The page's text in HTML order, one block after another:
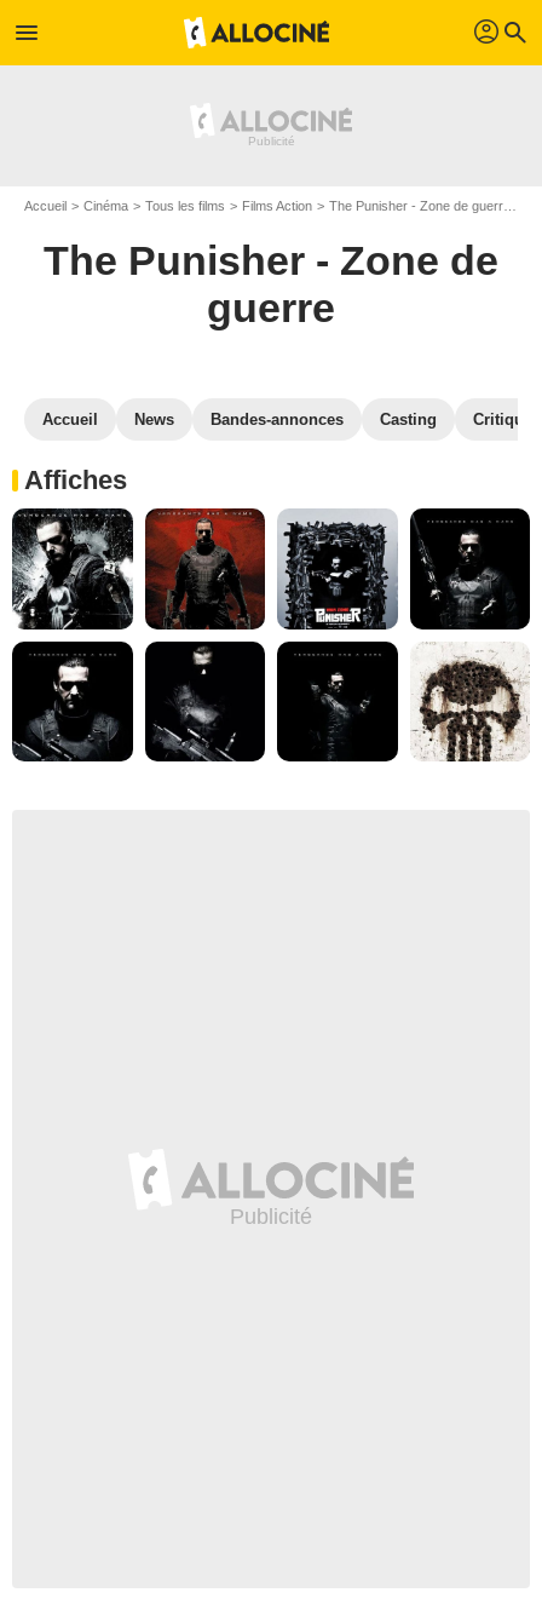
menu profil search
Accueil Cinéma Tous les films Films Action The Punisher - Zone de guerre
The Punisher - Zone de
guerre
Accueil News Bandes-annonces Casting
Affiches